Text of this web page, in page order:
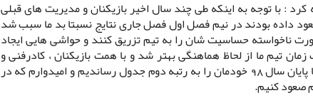
: با توجه به اینکه طی چند سال اخیر بازیکنان و مدیریت های قبلی
داده بودند در نیم فصل اول فصل جاری نتایج نسبتا بد ما سبب شد
ناخواسته حساسیت شان را به تیم تزریق کنند و حواشی هایی ایجاد
تیم ما از لحاظ هماهنگی بهتر شد و با همت بازیکنان ، کادرفنی و
مدیریت باشگاه تا پایان سال 98 خودمان را به رتبه دوم جدول رساندیم و امیدوارم که در
صعود کنیم.